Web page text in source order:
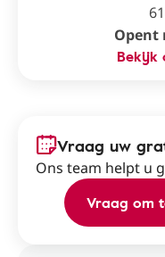
Opent
Bekijk
Vraag uw
Ons team helpt u
Vraag om